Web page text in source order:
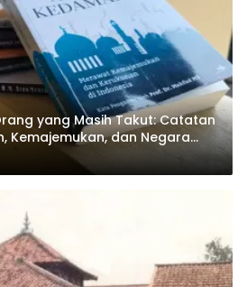
yang Masih Takut: Catatan
Kemajemukan, dan Negara
Abdillah